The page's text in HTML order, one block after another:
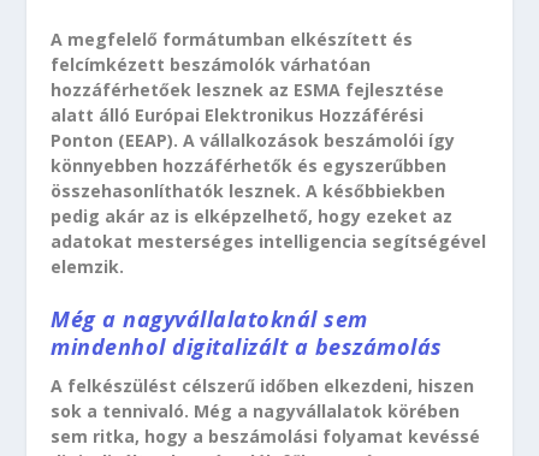
A megfelelő formátumban elkészített és
felcímkézett beszámolók várhatóan
hozzáférhetőek lesznek az ESMA fejlesztése
alatt álló Európai Elektronikus Hozzáférési
Ponton (EEAP). A vállalkozások beszámolói így
könnyebben hozzáférhetők és egyszerűbben
összehasonlíthatók lesznek. A későbbiekben
pedig akár az is elképzelhető, hogy ezeket az
adatokat mesterséges intelligencia segítségével
elemzik.
Még a nagyvállalatoknál sem
mindenhol digitalizált a beszámolás
A felkészülést célszerű időben elkezdeni, hiszen
sok a tennivaló. Még a nagyvállalatok körében
sem ritka, hogy a beszámolási folyamat kevéssé